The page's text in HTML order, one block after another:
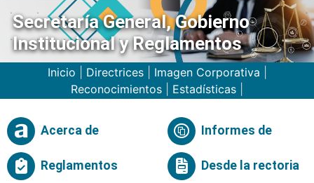
Secretaría General, Gobierno
Institucional y Reglamentos
Inicio Directrices| Imagen Corporativa
Reconocimientos
Estadísticas
Acerca de Informes de
Reglamentos Desde la rectoria